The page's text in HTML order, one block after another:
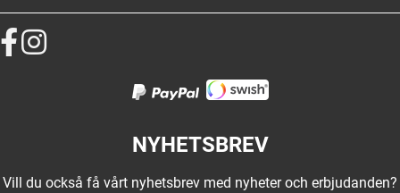
NYHETSBREV
Vill du också få vårt nyhetsbrev med nyheter och erbjudanden?